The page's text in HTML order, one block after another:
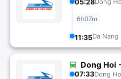
6h07m
11:35Da Nang
Dong Hoi
07:33Dong